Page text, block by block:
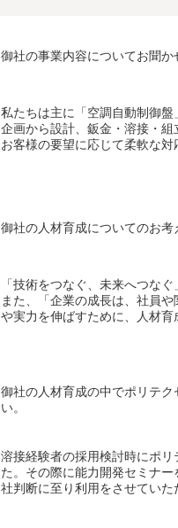
御社の事業内容についてお聞か
私たちは主に「空調自動制御盤
企画から設計、鈑金・溶接・組
お客様の要望に応じて柔軟な対
御社の人材育成についてのお考
「技術をつなぐ、未来へつな
また、「企業の成長は、社員
や実力を伸ばすために、人材育
御社の人材育成の中でポリテ
い。
溶接経験者の採用検討時にポ
た。その際に能力開発セミナ
社判断に至り利用をさせていた